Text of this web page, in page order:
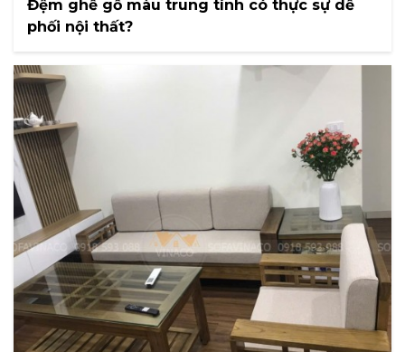
Đệm ghế gỗ màu trung tính có thực sự dễ
phối nội thất?